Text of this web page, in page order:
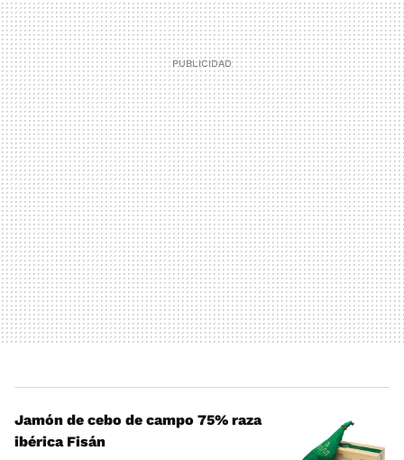
Jamón de cebo de campo 75% raza
ibérica Fisán